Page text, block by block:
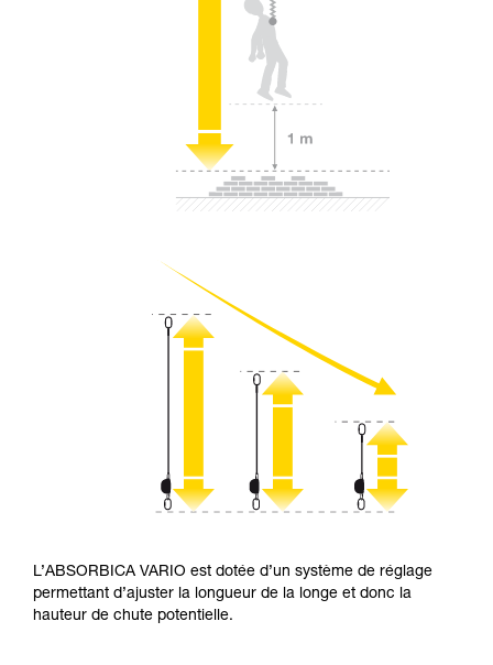
L’ABSORBICA VARIO est dotée d’un système de réglage
permettant d’ajuster la longueur de la longe et donc la
hauteur de chute potentielle.